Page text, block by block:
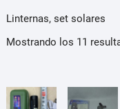
Linternas, set solares
Mostrando los 11